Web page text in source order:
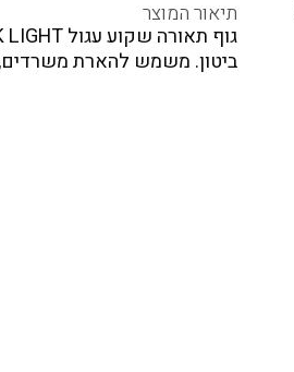
ביטון. משמש להארת משרדים,